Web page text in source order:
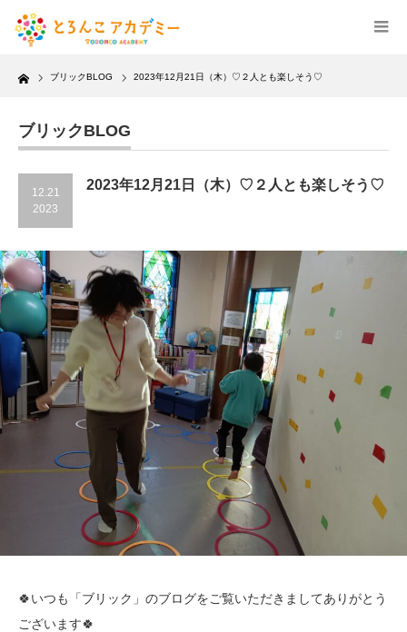
Home ブリックBLOG 2023年12月21日（木）♡２人とも楽しそう♡
ブリックBLOG
12.21
2023
2023年12月21日（木）♡２人とも楽しそう♡
🍀いつも「ブリック」のブログをご覧いただきましてありがとう
ございます🍀